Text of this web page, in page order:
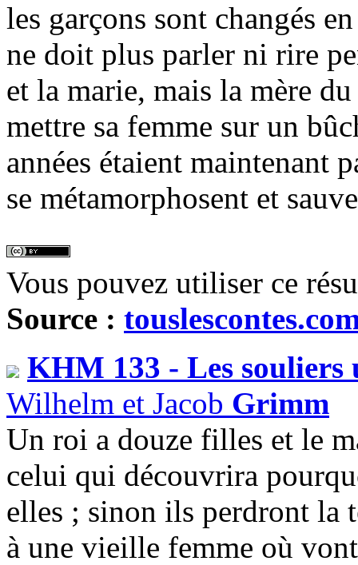
les garçons sont changés
ne doit plus parler ni rire
et la marie, mais la mère
mettre sa femme sur un
années étaient maintenant
se métamorphosent et
Vous pouvez utiliser ce
Source :
KHM 133 - Les souliers
Wilhelm et Jacob Grimm
Un roi a douze filles et le
celui qui découvrira
elles ; sinon ils perdront la
à une vieille femme où